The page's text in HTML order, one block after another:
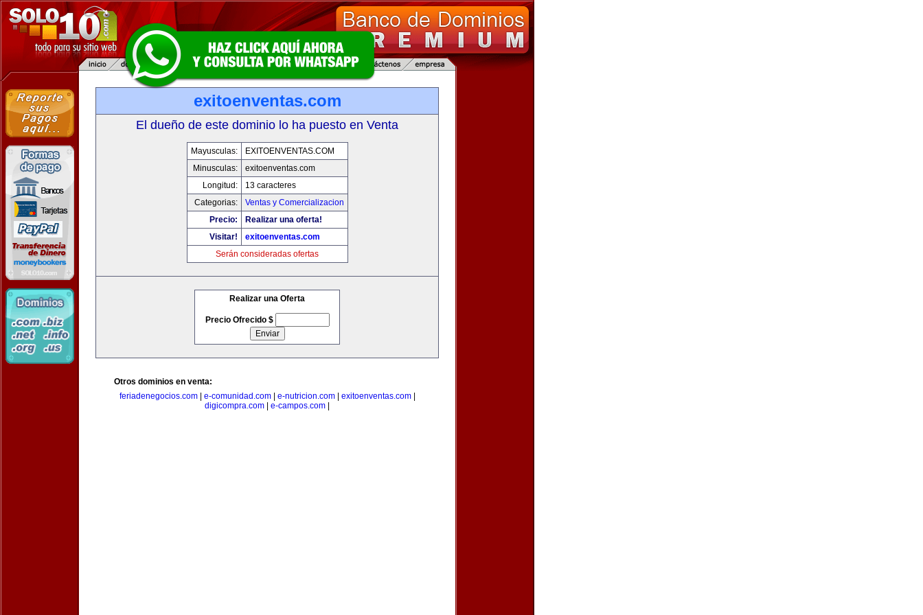
exitoenventas.com
El dueño de este dominio lo ha puesto en Venta
Mayusculas:
EXITOENVENTAS.COM
Minusculas:
exitoenventas.com
Longitud:
13 caracteres
Categorias:
Ventas y Comercializacion
Precio:
Realizar una oferta!
Visitar!
exitoenventas.com
Serán consideradas ofertas
Realizar una Oferta
Precio Ofrecido $
Otros dominios en venta:
feriadenegocios.com| e-comunidad.com| e-nutricion.com| exitoenventas.com|
digicompra.com
e-campos.com